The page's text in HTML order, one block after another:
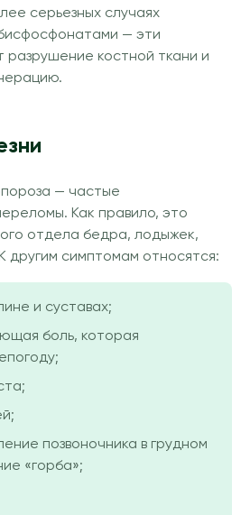
серьезных случаях
— эти
костной ткани и
— частые
Как правило, это
отдела бедра, лодыжек,
другим симптомам относятся:
и суставах;
боль, которая
позвоночника в грудном
«горба»;